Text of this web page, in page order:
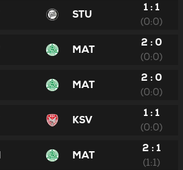
STU
1 : 1
(0:0)
MAT
2 : 0
(0:0)
MAT
2 : 0
(0:0)
KSV
1 : 1
(0:0)
MAT
2 : 1
(1:1)